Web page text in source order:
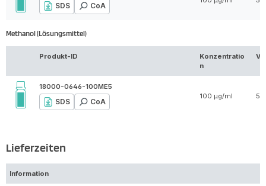
SDS CoA
Methanol (Lösungsmittel)
Produkt-ID
Konzentratio
n
18000-0646-100ME5
SDS CoA
100 µg/ml 5
Lieferzeiten
Information